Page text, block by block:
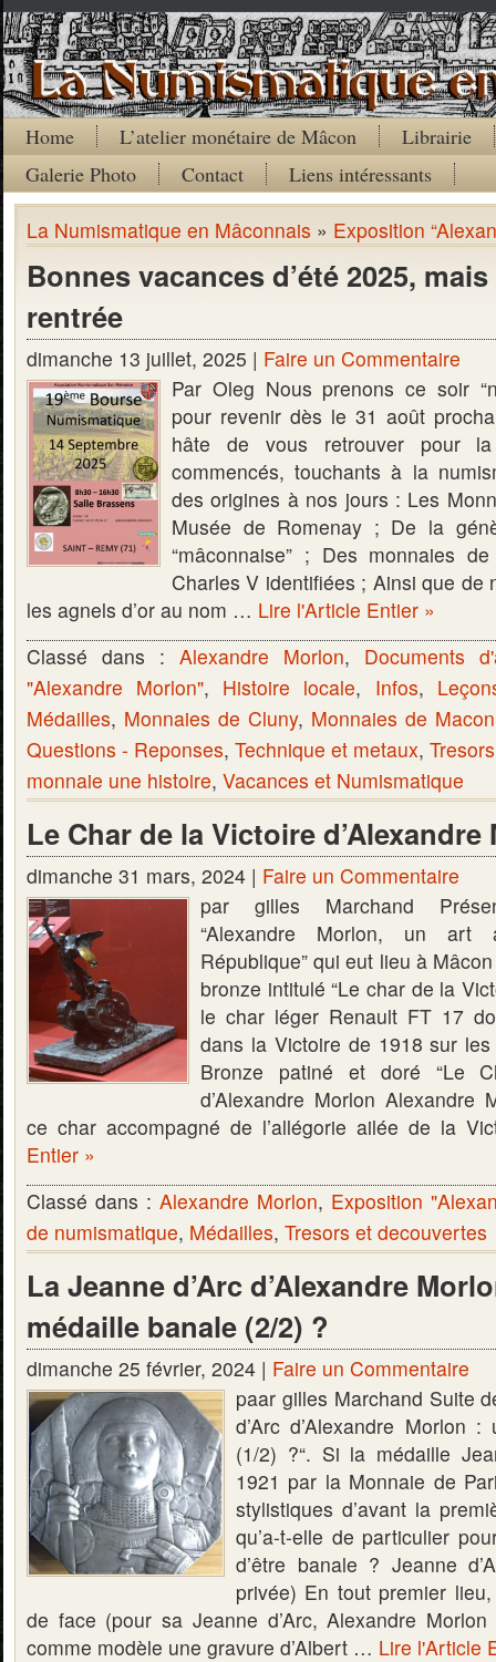
Home L’atelier monétaire de Mâcon
Librairie
Galerie Photo
Contact Liens intéressants
La Numismatique en Mâconnais » Exposition
Bonnes vacances d’été 2025,
rentrée
dimanche 13 juillet, 2025 | Faire un Commentaire
Par Oleg Nous prenons ce soir
pour revenir dès le 31 août
hâte de vous retrouver pour
commencés, touchants à la
des origines à nos jours : Les
Musée de Romenay ; De la
“mâconnaise” ; Des monnaies
Charles V identifiées ; Ainsi que de
les agnels d’or au nom … Lire l'Article Entier »
Classé dans : Alexandre Morlon, Documents
"Alexandre Morlon", Histoire locale, Infos,
Médailles, Monnaies de Cluny, Monnaies de Macon
Questions - Reponses, Technique et metaux,
monnaie une histoire, Vacances et Numismatique
Le Char de la Victoire d’Alexandre
dimanche 31 mars, 2024 | Faire un Commentaire
par gilles Marchand
“Alexandre Morlon, un
République” qui eut lieu à
bronze intitulé “Le char de la
le char léger Renault FT 17
dans la Victoire de 1918 sur
Bronze patiné et doré “Le
d’Alexandre Morlon Alexandre
ce char accompagné de l’allégorie ailée de la
Entier »
Classé dans : Alexandre Morlon, Exposition
de numismatique, Médailles, Tresors et decouvertes
La Jeanne d’Arc d’Alexandre
médaille banale (2/2) ?
dimanche 25 février, 2024 | Faire un Commentaire
paar gilles Marchand Suite
d’Arc d’Alexandre Morlon
(1/2) ?“. Si la médaille
1921 par la Monnaie de
stylistiques d’avant la
qu’a-t-elle de particulier
d’être banale ? Jeanne
privée) En tout premier
de face (pour sa Jeanne d’Arc, Alexandre
comme modèle une gravure d’Albert … Lire l'Article